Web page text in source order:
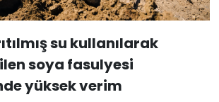
su kullanılarak
soya fasulyesi
yüksek verim